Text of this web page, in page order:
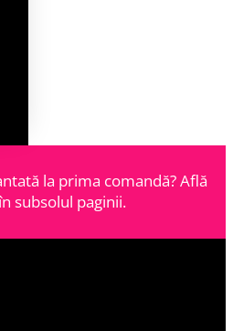
la prima comandă? Află
subsolul paginii.